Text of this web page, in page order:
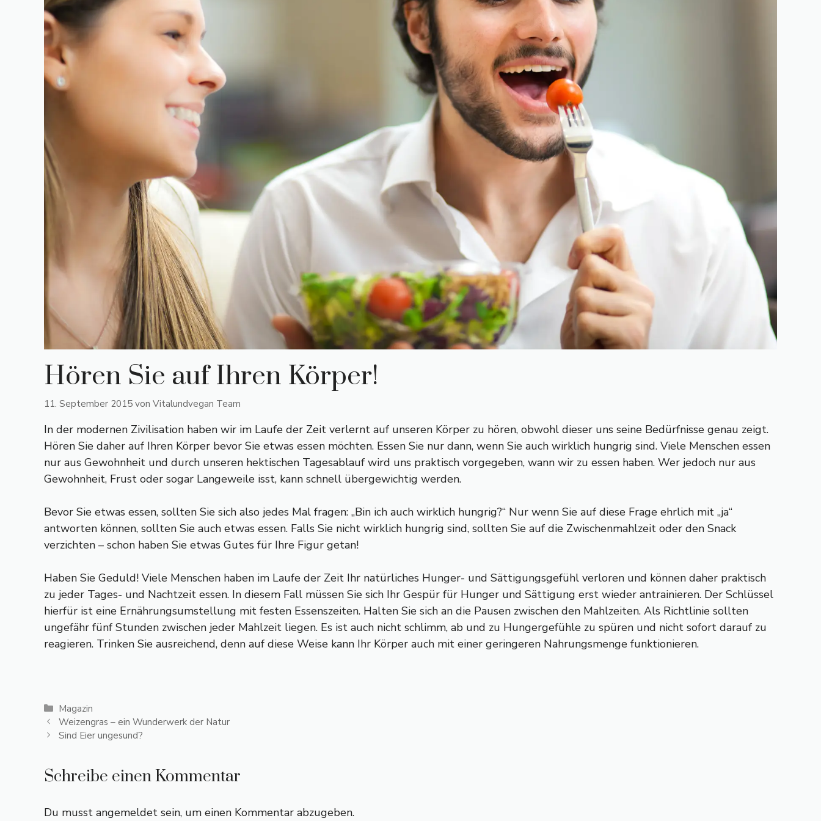
Hören Sie auf Ihren Körper!
11. September 2015 von Vitalundvegan Team
In der modernen Zivilisation haben wir im Laufe der Zeit verlernt auf unseren Körper zu hören, obwohl dieser uns seine Bedürfnisse genau zeigt.
Hören Sie daher auf Ihren Körper bevor Sie etwas essen möchten. Essen Sie nur dann, wenn Sie auch wirklich hungrig sind. Viele Menschen essen
nur aus Gewohnheit und durch unseren hektischen Tagesablauf wird uns praktisch vorgegeben, wann wir zu essen haben. Wer jedoch nur aus
Gewohnheit, Frust oder sogar Langeweile isst, kann schnell übergewichtig werden.
Bevor Sie etwas essen, sollten Sie sich also jedes Mal fragen: „Bin ich auch wirklich hungrig?“ Nur wenn Sie auf diese Frage ehrlich mit „ja“
antworten können, sollten Sie auch etwas essen. Falls Sie nicht wirklich hungrig sind, sollten Sie auf die Zwischenmahlzeit oder den Snack
verzichten – schon haben Sie etwas Gutes für Ihre Figur getan!
Haben Sie Geduld! Viele Menschen haben im Laufe der Zeit Ihr natürliches Hunger- und Sättigungsgefühl verloren und können daher praktisch
zu jeder Tages- und Nachtzeit essen. In diesem Fall müssen Sie sich Ihr Gespür für Hunger und Sättigung erst wieder antrainieren. Der Schlüssel
hierfür ist eine Ernährungsumstellung mit festen Essenszeiten. Halten Sie sich an die Pausen zwischen den Mahlzeiten. Als Richtlinie sollten
ungefähr fünf Stunden zwischen jeder Mahlzeit liegen. Es ist auch nicht schlimm, ab und zu Hungergefühle zu spüren und nicht sofort darauf zu
reagieren. Trinken Sie ausreichend, denn auf diese Weise kann Ihr Körper auch mit einer geringeren Nahrungsmenge funktionieren.
Kategorien
Magazin
Weizengras – ein Wunderwerk der Natur
Sind Eier ungesund?
Schreibe einen Kommentar
Du musst angemeldet sein, um einen Kommentar abzugeben.